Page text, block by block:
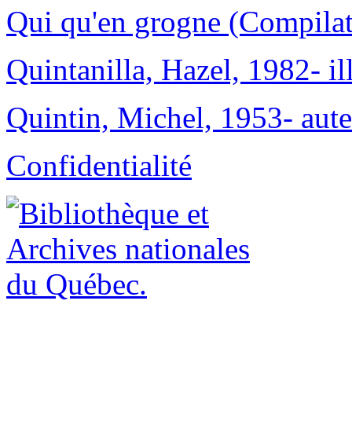
Qui qu'en grogne
Quintanilla, Hazel, 1982-
Quintin, Michel, 1953-
Confidentialité